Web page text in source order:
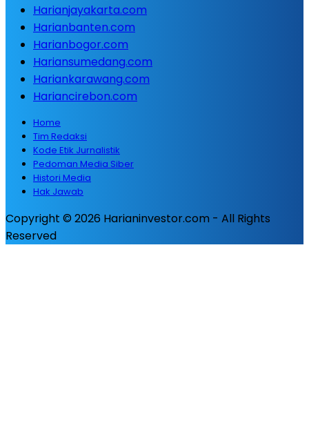
Harianjayakarta.com
Harianbanten.com
Harianbogor.com
Hariansumedang.com
Hariankarawang.com
Hariancirebon.com
Home
Tim Redaksi
Kode Etik Jurnalistik
Pedoman Media Siber
Histori Media
Hak Jawab
Copyright © 2026 Harianinvestor.com - All Rights
Reserved